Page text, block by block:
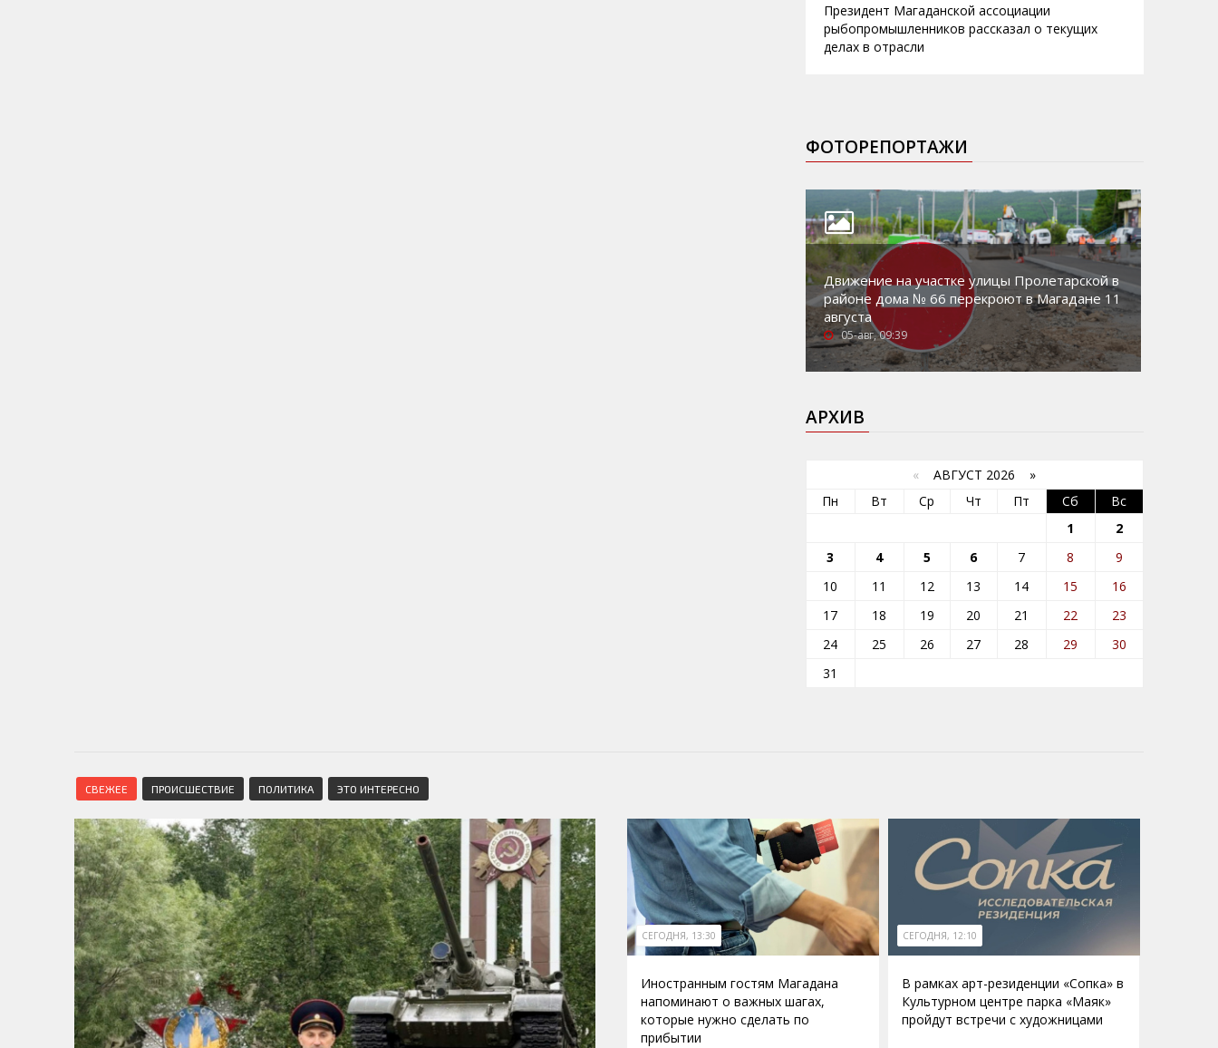
Президент Магаданской ассоциации
рыбопромышленников рассказал о текущих
делах в отрасли
ФОТОРЕПОРТАЖИ
Движение на участке улицы Пролетарской в
районе дома № 66 перекроют в Магадане 11
августа
05-авг, 09:39
АРХИВ
« АВГУСТ 2026 »
Пн
Вт Ср Чт Пт Сб
Вс
1
2
3
4 5 6 7 8
9
10
11 12 13 14 15
16
17
18 19 20 21 22
23
24
25 26 27 28 29
30
31
СВЕЖЕЕ ПРОИСШЕСТВИЕ ПОЛИТИКА ЭТО ИНТЕРЕСНО
СЕГОДНЯ, 13:30
Иностранным гостям Магадана
напоминают о важных шагах,
которые нужно сделать по
прибытии
СЕГОДНЯ, 12:10
В рамках арт-резиденции «Сопка» в
Культурном центре парка «Маяк»
пройдут встречи с художницами